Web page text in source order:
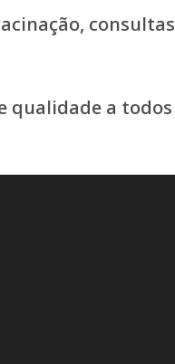
qualidade a todos